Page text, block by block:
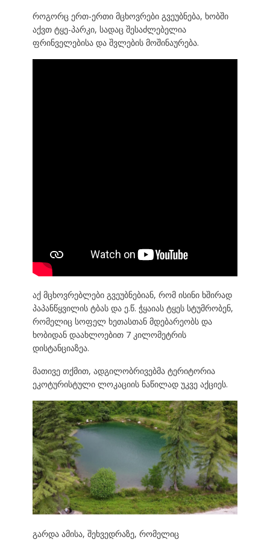
როგორც ერთ-ერთი მცხოვრები გვეუბნება, ხობში
აქვთ ტყე-პარკი, სადაც შესაძლებელია
ფრინველებისა და შვლების მოშინაურება.
აქ მცხოვრებლები გვეუბნებიან, რომ ისინი ხშირად
პაპანწყვილის ტბას და ე.წ. ჭყაიას ტყეს სტუმრობენ,
რომელიც სოფელ ხეთასთან მდებარეობს და
ხობიდან დაახლოებით 7 კილომეტრის
დისტანციაზეა.
მათივე თქმით, ადგილობრივებმა ტერიტორია
ეკოტურისტული ლოკაციის ნაწილად უკვე აქციეს.
გარდა ამისა, შეხვედრაზე, რომელიც